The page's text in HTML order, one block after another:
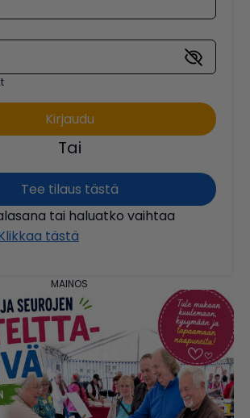
Tai
Tee tilaus tästä
tai haluatko vaihtaa
tästä